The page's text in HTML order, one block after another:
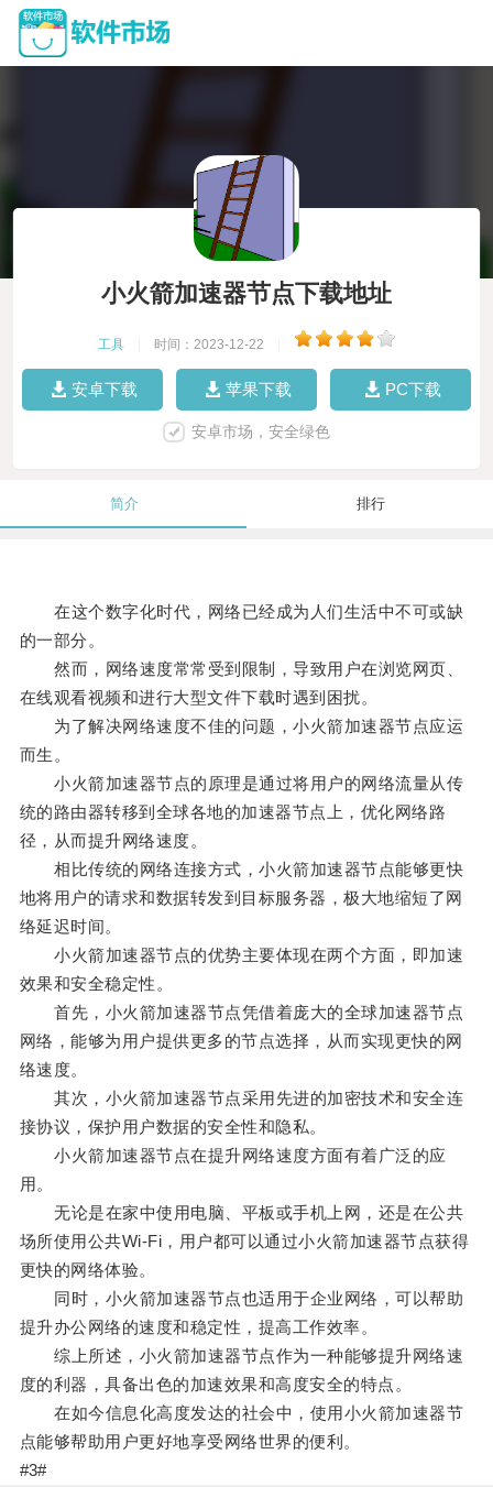
小火箭加速器节点下载地址
工具 时间：2023-12-22
安卓下载 苹果下载 PC下载
安卓市场，安全绿色
简介 排行
在这个数字化时代，网络已经成为人们生活中不可或缺
的一部分。
然而，网络速度常常受到限制，导致用户在浏览网页、
在线观看视频和进行大型文件下载时遇到困扰。
为了解决网络速度不佳的问题，小火箭加速器节点应运
而生。
小火箭加速器节点的原理是通过将用户的网络流量从传
统的路由器转移到全球各地的加速器节点上，优化网络路
径，从而提升网络速度。
相比传统的网络连接方式，小火箭加速器节点能够更快
地将用户的请求和数据转发到目标服务器，极大地缩短了网
络延迟时间。
小火箭加速器节点的优势主要体现在两个方面，即加速
效果和安全稳定性。
首先，小火箭加速器节点凭借着庞大的全球加速器节点
网络，能够为用户提供更多的节点选择，从而实现更快的网
络速度。
其次，小火箭加速器节点采用先进的加密技术和安全连
接协议，保护用户数据的安全性和隐私。
小火箭加速器节点在提升网络速度方面有着广泛的应
用。
无论是在家中使用电脑、平板或手机上网，还是在公共
场所使用公共Wi-Fi，用户都可以通过小火箭加速器节点获得
更快的网络体验。
同时，小火箭加速器节点也适用于企业网络，可以帮助
提升办公网络的速度和稳定性，提高工作效率。
综上所述，小火箭加速器节点作为一种能够提升网络速
度的利器，具备出色的加速效果和高度安全的特点。
在如今信息化高度发达的社会中，使用小火箭加速器节
点能够帮助用户更好地享受网络世界的便利。
#3#